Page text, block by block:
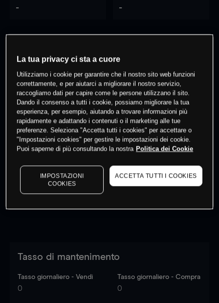
- -
questo prodotto
Fai trading
Log into see latest market data
Tasso di mantenimento
Tasso giornaliero - Vendi
0
Tasso giornaliero - Compra
0
La tua privacy ci sta a cuore
Utilizziamo i cookie per garantire che il nostro sito web funzioni
correttamente, e per aiutarci a migliorare il nostro servizio,
raccogliamo dati per capire come le persone utilizzano il sito.
Dando il consenso a tutti i cookie, possiamo migliorare la tua
esperienza, per esempio, aiutando a trovare informazioni più
rapidamente e adattando i contenuti o il marketing alle tue
preferenze. Seleziona "Accetta tutti i cookies" per accettare o
"Impostazioni cookies" per gestire le impostazioni dei cookie.
Puoi saperne di più consultando la nostra Politica dei Cookie
IMPOSTAZIONI
COOKIES
ACCETTA TUTTI I COOKIES